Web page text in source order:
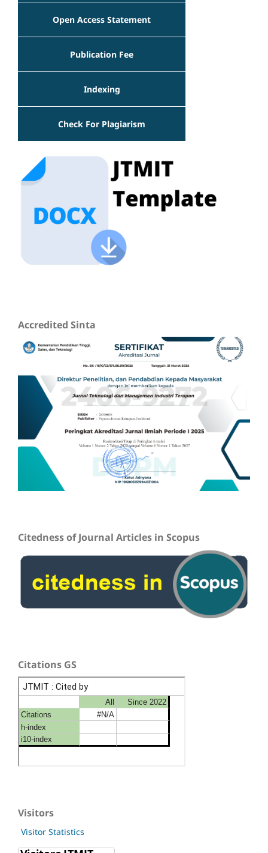
Open Access Statement
Publication Fee
Indexing
Check For Plagiarism
Accredited Sinta
Citedness of Journal Articles in Scopus
Citations GS
Visitors
Visitor Statistics